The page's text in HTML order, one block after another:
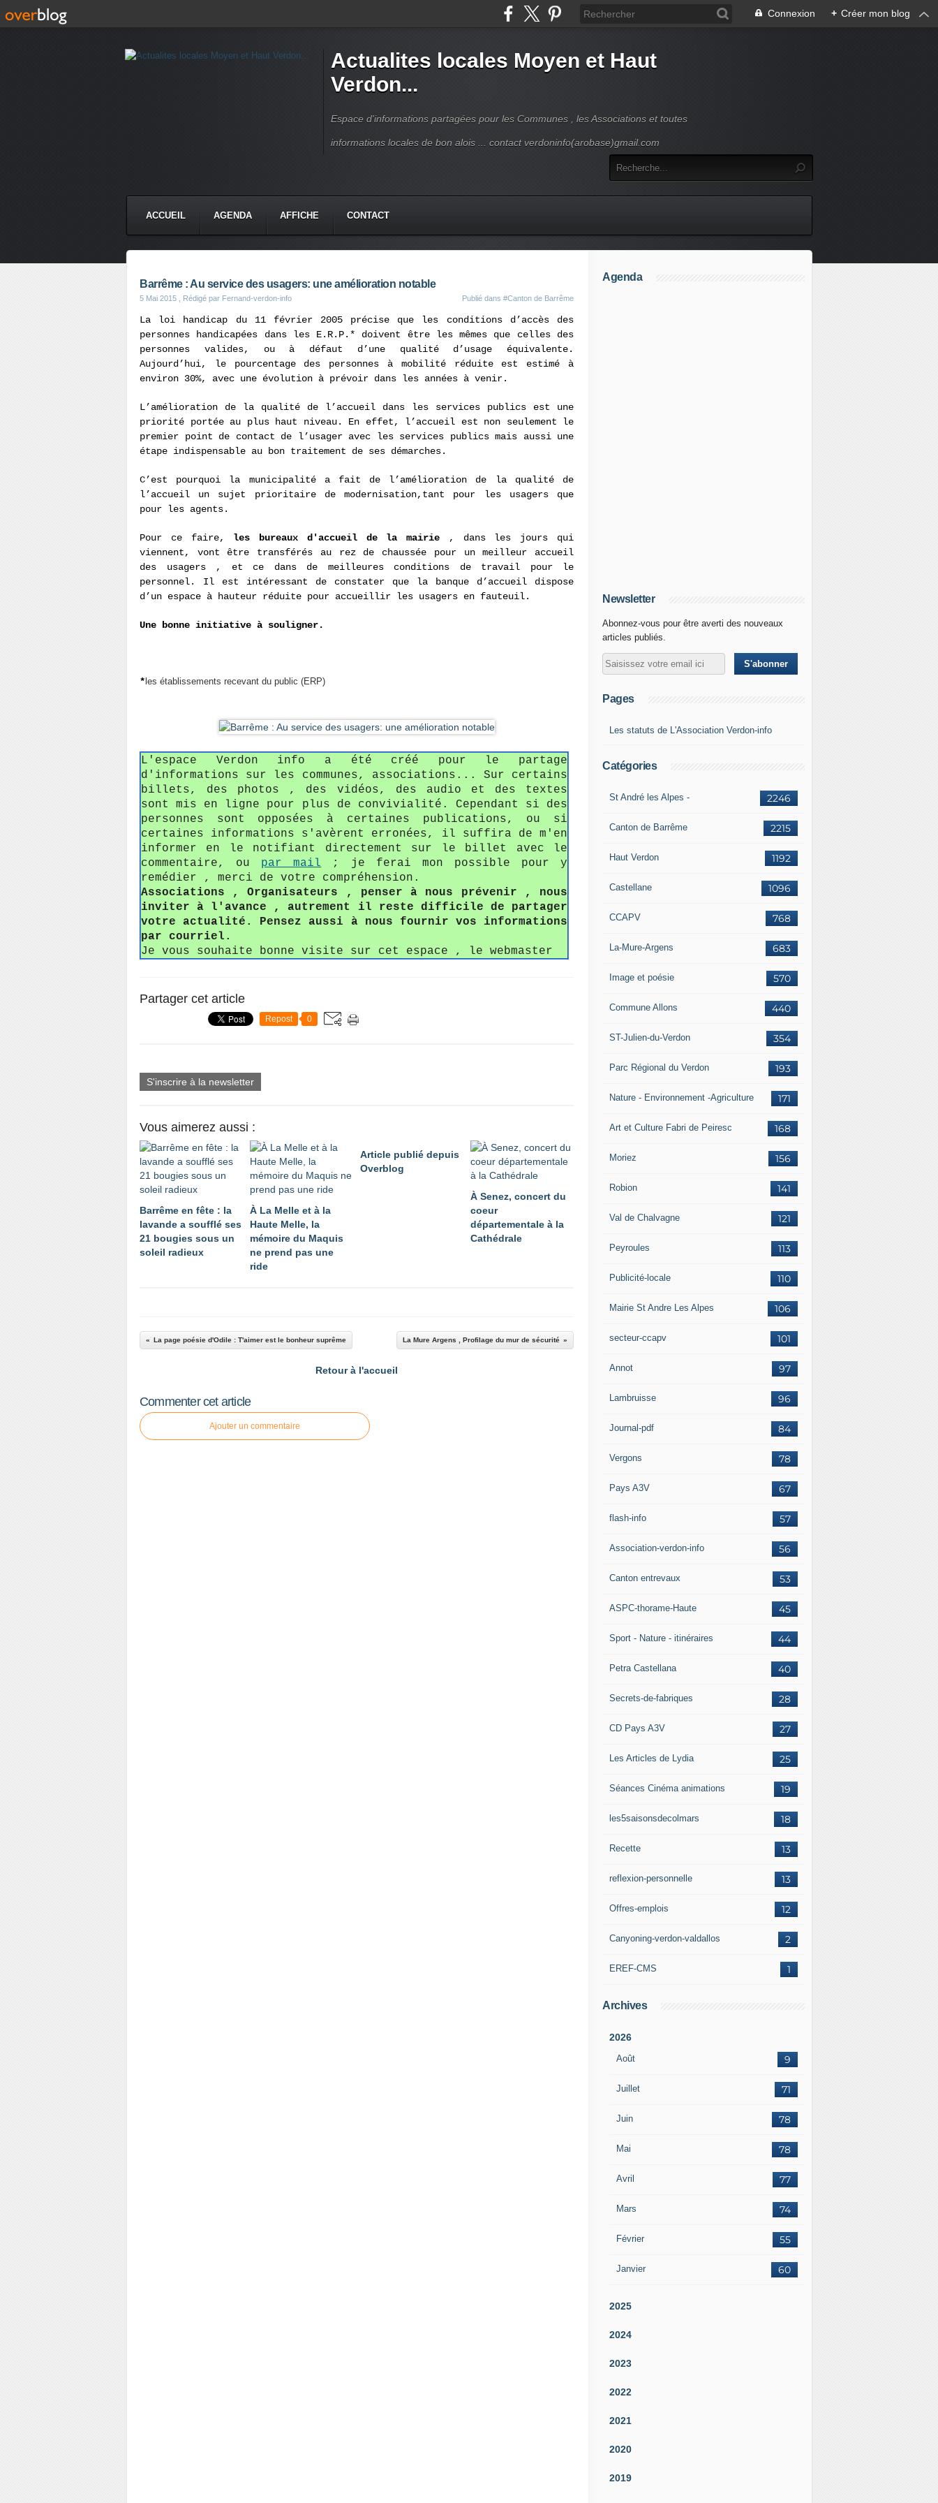
Connexion + Créer mon blog
Actualites locales Moyen et Haut
Verdon...
Espace d'informations partagées pour les Communes , les Associations et toutes
informations locales de bon alois ... contact verdoninfo(arobase)gmail.com
ACCUEIL AGENDA AFFICHE CONTACT
Barrême : Au service des usagers: une amélioration notable
5 Mai 2015 , Rédigé par Fernand-verdon-info Publié dans #Canton de Barrême
La loi handicap du 11 février 2005 précise que les conditions d’accès des
personnes handicapées dans les E.R.P.* doivent être les mêmes que celles des
personnes valides, ou à défaut d’une qualité d’usage équivalente.
Aujourd’hui, le pourcentage des personnes à mobilité réduite est estimé à
environ 30%, avec une évolution à prévoir dans les années à venir.
L’amélioration de la qualité de l’accueil dans les services publics est une
priorité portée au plus haut niveau. En effet, l’accueil est non seulement le
premier point de contact de l’usager avec les services publics mais aussi une
étape indispensable au bon traitement de ses démarches.
C’est pourquoi la municipalité a fait de l’amélioration de la qualité de
l’accueil un sujet prioritaire de modernisation,tant pour les usagers que
pour les agents.
Pour ce faire, les bureaux d'accueil de la mairie , dans les jours qui
viennent, vont être transférés au rez de chaussée pour un meilleur accueil
des usagers , et ce dans de meilleures conditions de travail pour le
personnel. Il est intéressant de constater que la banque d’accueil dispose
d’un espace à hauteur réduite pour accueillir les usagers en fauteuil.
Une bonne initiative à souligner.
* les établissements recevant du public (ERP)
L'espace Verdon info a été créé pour le partage
d'informations sur les communes, associations... Sur certains
billets, des photos , des vidéos, des audio et des textes
sont mis en ligne pour plus de convivialité. Cependant si des
personnes sont opposées à certaines publications, ou si
certaines informations s'avèrent erronées, il suffira de m'en
informer en le notifiant directement sur le billet avec le
commentaire, ou par mail ; je ferai mon possible pour y
remédier , merci de votre compréhension.
Associations , Organisateurs , penser à nous prévenir , nous
inviter à l'avance , autrement il reste difficile de partager
votre actualité. Pensez aussi à nous fournir vos informations
par courriel.
Je vous souhaite bonne visite sur cet espace , le webmaster
Partager cet article
Repost 0
S'inscrire à la newsletter
Vous aimerez aussi :
Barrême en fête : la
lavande a soufflé ses
21 bougies sous un
soleil radieux
À La Melle et à la
Haute Melle, la
mémoire du Maquis
ne prend pas une
ride
Article publié depuis
Overblog
À Senez, concert du
coeur
départementale à la
Cathédrale
La page poésie d'Odile : T'aimer est le bonheur suprême La Mure Argens , Profilage du mur de sécurité
Retour à l'accueil
Commenter cet article
Ajouter un commentaire
Agenda
Newsletter
Abonnez-vous pour être averti des nouveaux
articles publiés.
Pages
Les statuts de L'Association Verdon-info
Catégories
2246
St André les Alpes -
2215
Canton de Barrême
1192
Haut Verdon
1096
Castellane
768
CCAPV
683
La-Mure-Argens
570
Image et poésie
440
Commune Allons
354
ST-Julien-du-Verdon
193
Parc Régional du Verdon
171
Nature - Environnement -Agriculture
168
Art et Culture Fabri de Peiresc
156
Moriez
141
Robion
121
Val de Chalvagne
113
Peyroules
110
Publicité-locale
106
Mairie St Andre Les Alpes
101
secteur-ccapv
97
Annot
96
Lambruisse
84
Journal-pdf
78
Vergons
67
Pays A3V
57
flash-info
56
Association-verdon-info
53
Canton entrevaux
45
ASPC-thorame-Haute
44
Sport - Nature - itinéraires
40
Petra Castellana
28
Secrets-de-fabriques
27
CD Pays A3V
25
Les Articles de Lydia
19
Séances Cinéma animations
18
les5saisonsdecolmars
13
Recette
13
reflexion-personnelle
12
Offres-emplois
2
Canyoning-verdon-valdallos
1
EREF-CMS
Archives
2026
Août 9
Juillet 71
Juin 78
Mai 78
Avril 77
Mars 74
Février 55
Janvier 60
2025
2024
2023
2022
2021
2020
2019